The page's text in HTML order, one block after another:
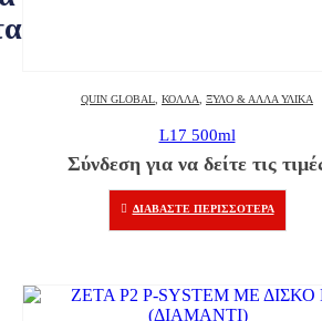
QUIN GLOBAL, ΚΌΛΛΑ, ΞΎΛΟ & ΆΛΛΑ ΥΛΙΚΆ
L17 500ml
Σύνδεση για να δείτε τις
ΔΙΑΒΆΣΤΕ ΠΕΡΙΣΣΌΤΕΡΑ